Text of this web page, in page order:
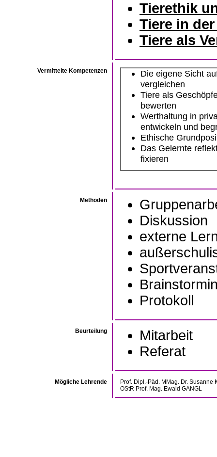
Tierethik
Tiere in
Tiere als
Vermittelte Kompetenzen
Die eigene Sicht
vergleichen
Tiere als
bewerten
Werthaltung in
entwickeln und
Ethische
Das Gelernte
fixieren
Methoden
Diskussion
externe
Protokoll
Beurteilung
Mitarbeit
Referat
Mögliche Lehrende
Prof. Dipl.-Päd. MMag. Dr. Susanne
OStR Prof. Mag. Ewald GANGL